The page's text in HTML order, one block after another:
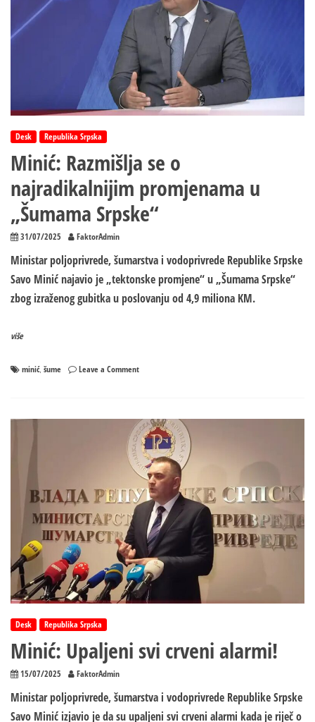
Desk Republika Srpska
Minić: Razmišlja se o
najradikalnijim promjenama u
„Šumama Srpske“
31/07/2025 FaktorAdmin
Ministar poljoprivrede, šumarstva i vodoprivrede Republike Srpske
Savo Minić najavio je „tektonske promjene“ u „Šumama Srpske“
zbog izraženog gubitka u poslovanju od 4,9 miliona KM.
više
minić, šume Leave a Commenton
o
najradikalnijim
promjenama
u
„Šumama
Srpske“
Desk Republika Srpska
Minić: Upaljeni svi crveni alarmi!
15/07/2025 FaktorAdmin
Ministar poljoprivrede, šumarstva i vodoprivrede Republike Srpske
Savo Minić izjavio je da su upaljeni svi crveni alarmi kada je riječ o